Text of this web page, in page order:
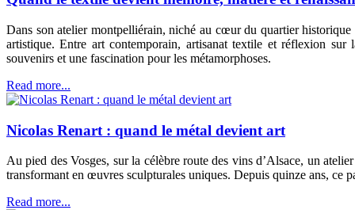
Dans son atelier montpelliérain, niché au cœur du quartier
artistique. Entre art contemporain, artisanat textile et réflexion
souvenirs et une fascination pour les métamorphoses.
Read more...
Nicolas Renart : quand le métal devient art
Au pied des Vosges, sur la célèbre route des vins d’Alsace, un
transformant en œuvres sculpturales uniques. Depuis quinze ans, ce
Read more...